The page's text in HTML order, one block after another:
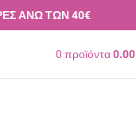
ΑΝΩ ΤΩΝ 40€
0 προϊόντα